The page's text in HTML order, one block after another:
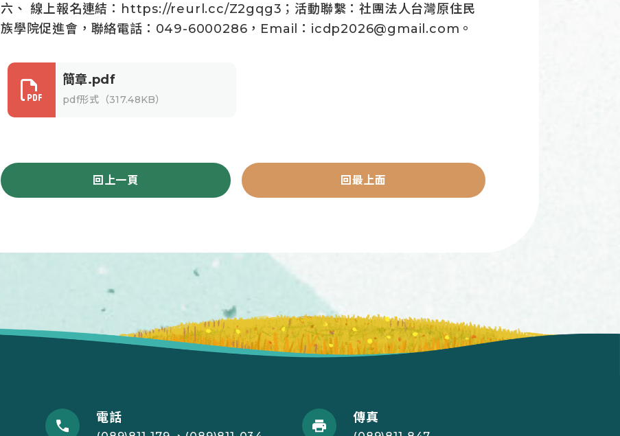
六、 線上報名連結： https://reurl.cc/Z2gqg3 ；活動聯繫：社團法人台灣原住民
族學院促進會，聯絡電話：049-6000286，Email：icdp2026@gmail.com。
簡章.pdf
pdf形式（317.48KB）
回上一頁 回最上面
電話 傳真